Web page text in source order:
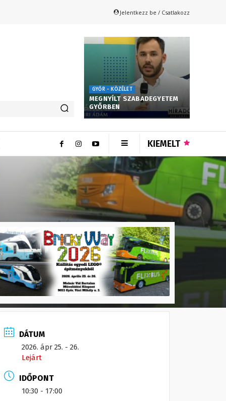
Jelentkezz be / Csatlakozz
GYŐR - KÖZÉLET
MEGNYÍLT SZABADEGYETEM
GYŐRBEN
KIEMELT
DÁTUM
2026. ápr 25. - 26.
Lejárt
IDŐPONT
10:30 - 17:00